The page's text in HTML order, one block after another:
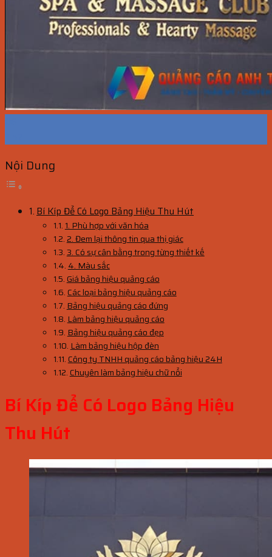
Nội Dung
Bí Kíp Để Có Logo Bảng Hiệu Thu Hút
1. Phù hợp với văn hóa
2. Đem lại thông tin qua thị giác
3. Có sự cân bằng trong từng thiết kế
4. Màu sắc
Giá bảng hiệu quảng cáo
Các loại bảng hiệu quảng cáo
Bảng hiệu quảng cáo đứng
Làm bảng hiệu quảng cáo
Bảng hiệu quảng cáo đẹp
Làm bảng hiệu hộp đèn
Công ty TNHH quảng cáo bảng hiệu 24H
Chuyên làm bảng hiệu chữ nổi
Bí Kíp Để Có Logo Bảng Hiệu
Thu Hút